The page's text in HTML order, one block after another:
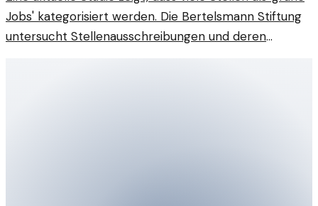
Jobs' kategorisiert werden. Die Bertelsmann Stiftung
untersucht Stellenausschreibungen und deren